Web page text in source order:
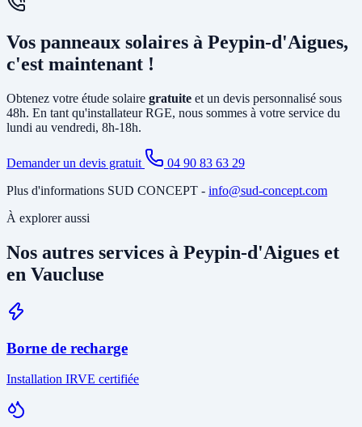
solution la plus rentable selon votre profil de consommation.
En général, non. L'installation photovoltaïque nécessite
existant et le tirage de câbles DC depuis la toiture. Si votre tableau
est ancien ou sous-dimensionné, une mise à jour partielle peut être
nécessaire. Notre étude gratuite à Peypin-d'Aigues identifie tous les
Vos panneaux solaires à Peypin-d'Aigues,
c'est maintenant !
Obtenez votre étude solaire gratuite et un devis personnalisé sous
48h. En tant qu'installateur RGE, nous sommes à votre service du
lundi au vendredi, 8h-18h.
Demander un devis gratuit
04 90 83 63 29
Plus d'informations SUD CONCEPT - info@sud-concept.com
À explorer aussi
Nos autres services à Peypin-d'Aigues et
en Vaucluse
Borne de recharge
Installation IRVE certifiée